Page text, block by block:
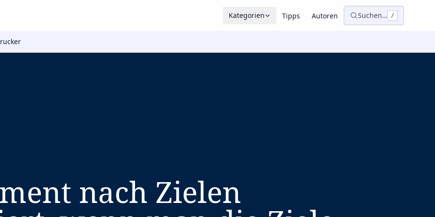
Kategorien Tipps Autoren Suchen… /
nach Zielen